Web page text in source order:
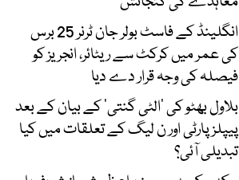
انگلینڈ کے فاسٹ بولر جان ٹرنر 25 برس
کی عمر میں کرکٹ سے ریٹائر، انجریز کو
فیصلہ کی وجہ قرار دے دیا
بلاول بھٹو کی ’الٹی گنتی‘ کے بیان کے بعد
پیپلز پارٹی اور ن لیگ کے تعلقات میں کیا
تبدیلی آئی؟